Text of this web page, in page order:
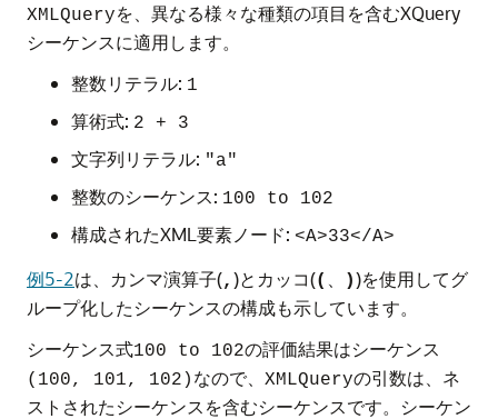
XMLQueryを、異なる様々な種類の項目を含むXQuery
シーケンスに適用します。
整数リテラル: 1
算術式: 2 + 3
文字列リテラル: "a"
整数のシーケンス: 100 to 102
構成されたXML要素ノード: <A>33</A>
例5-2は、カンマ演算子(, )とカッコ(( ))を使用してグ
ループ化したシーケンスの構成も示しています。
シーケンス式100 to 102の評価結果はシーケンス
(100, 101, 102) なので、 XMLQueryの引数は、ネ
ストされたシーケンスを含むシーケンスです。シーケン